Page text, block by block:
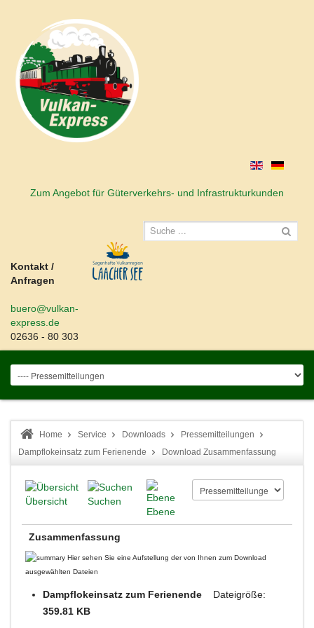
Zum Angebot für Güterverkehrs- und Infrastrukturkunden
Kontakt /
Anfragen
buero@vulkan-
express.de
02636 - 80 303
Home Service Downloads
Pressemitteilungen
Dampflokeinsatz zum Ferienende
Download Zusammenfassung
Übersicht
Suchen
Ebene
Zusammenfassung
Hier sehen Sie eine Aufstellung der von Ihnen zum Download
ausgewählten Dateien
Dampflokeinsatz zum Ferienende Dateigröße:
359.81 KB